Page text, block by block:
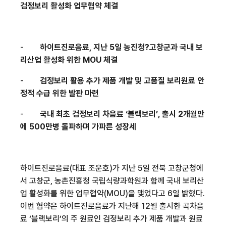
검정보리 활성화 업무협약 체결
- 하이트진로음료, 지난 5일 농진청?고창군과 국내 보
리산업 활성화 위한 MOU 체결
-
검정보리 활용 추가 제품 개발 및 고품질 보리원료 안
정적 수급 위한 발판 마련
- 국내 최초 검정보리 차음료 ‘블랙보리’, 출시 2개월만
에 500만병 돌파하며 가파른 성장세
하이트진로음료(대표 조운호)가 지난 5일 전북 고창군청에
서 고창군, 농촌진흥청 국립식량과학원과 함께 국내 보리산
업 활성화를 위한 업무협약(MOU)을 맺었다고 6일 밝혔다.
이번 협약은 하이트진로음료가 지난해 12월 출시한 곡차음
료 ‘블랙보리’의 주 원료인 검정보리 추가 제품 개발과 원료